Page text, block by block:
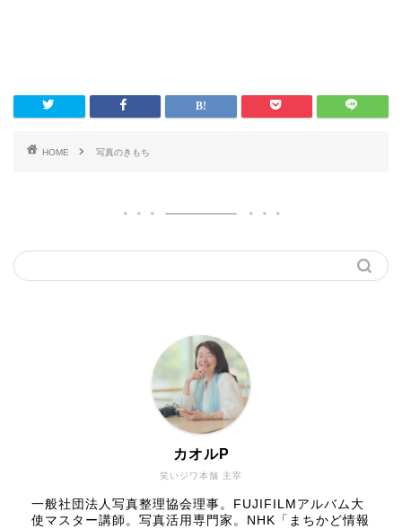
HOME 写真のきもち
笑いジワ本舗 主宰
カオルP
一般社団法人写真整理協会理事。FUJIFILMアルバム大
使マスター講師。写真活用専門家。NHK「まちかど情報